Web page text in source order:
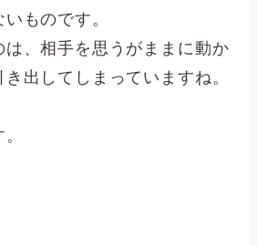
ものです。
、相手を思うがままに動か
出してしまっていますね。